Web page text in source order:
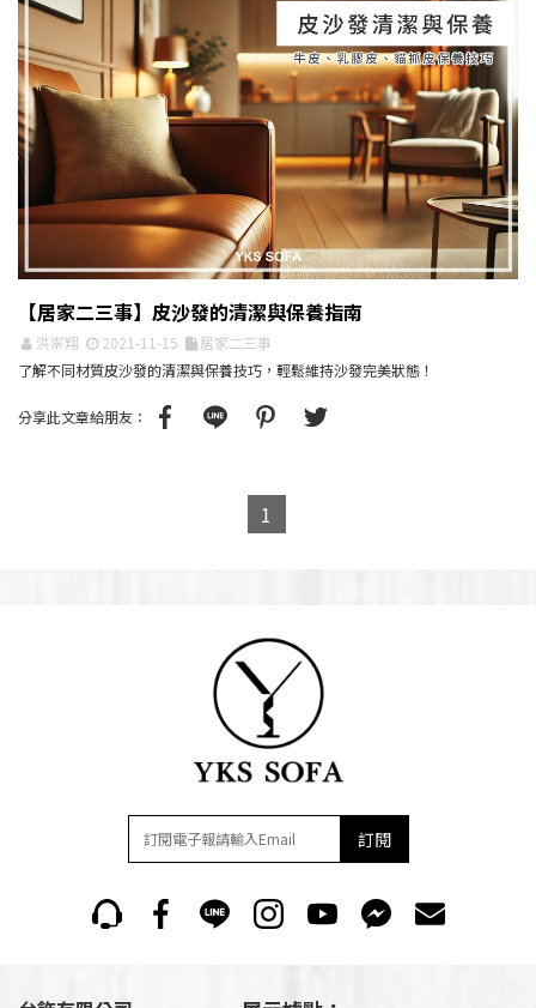
【居家二三事】皮沙發的清潔與保養指南
洪崇翔 2021-11-15
居家二三事
了解不同材質皮沙發的清潔與保養技巧，輕鬆維持沙發完美狀態！
分享此文章給朋友：
1
訂閱